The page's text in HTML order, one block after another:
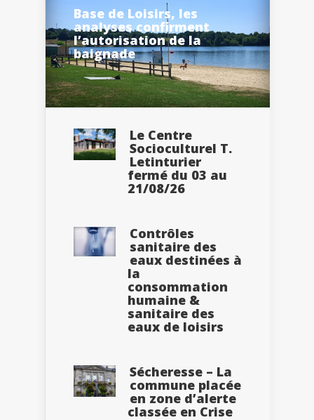
Base de Loisirs, les
analyses confirment
l’autorisation de la
baignade
Le Centre
Socioculturel T.
Letinturier
fermé du 03 au
21/08/26
Contrôles
sanitaire des
eaux destinées à
la
consommation
humaine &
sanitaire des
eaux de loisirs
Sécheresse – La
commune placée
en zone d’alerte
classée en Crise